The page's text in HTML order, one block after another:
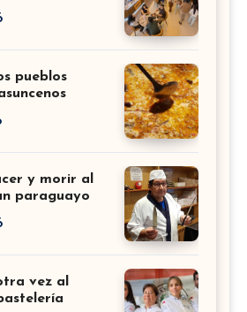
pueblos
y morir al
paraguayo
vez al